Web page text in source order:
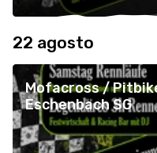
22 agosto
Mofacross /
Eschenbach SG